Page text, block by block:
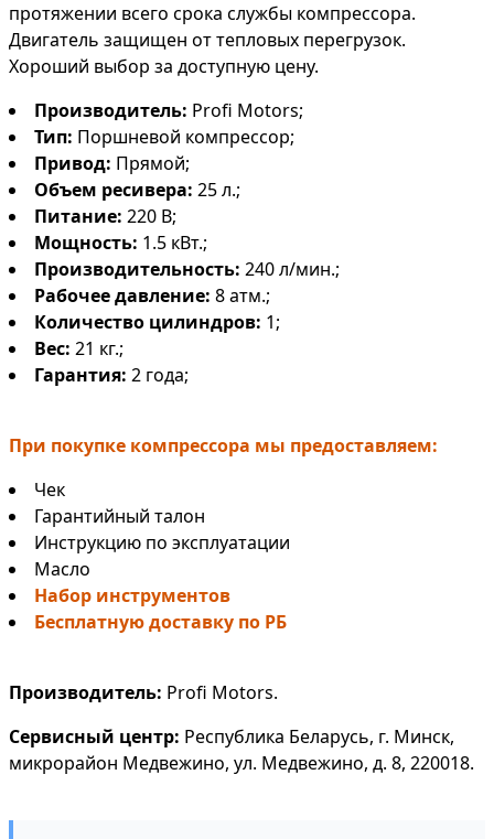
протяжении всего срока службы компрессора.
Двигатель защищен от тепловых перегрузок.
Хороший выбор за доступную цену.
Производитель: Profi Motors;
Тип: Поршневой компрессор;
Привод: Прямой;
Объем ресивера: 25 л.;
Питание: 220 В;
Мощность: 1.5 кВт.;
Производительность: 240 л/мин.;
Рабочее давление: 8 атм.;
Количество цилиндров: 1;
Вес: 21 кг.;
Гарантия: 2 года;
При покупке компрессора мы предоставляем:
Чек
Гарантийный талон
Инструкцию по эксплуатации
Масло
Набор инструментов
Бесплатную доставку по РБ
Производитель: Profi Motors.
Сервисный центр: Республика Беларусь, г. Минск,
микрорайон Медвежино, ул. Медвежино, д. 8, 220018.